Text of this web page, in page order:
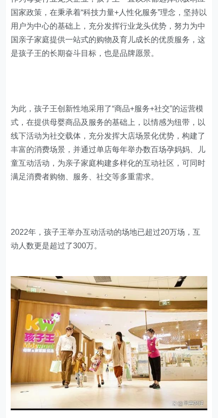
国家政策，在秉承着“科技力量+人性化服务”理念，坚持以
用户为中心的基础上，充分发挥行业龙头优势，努力为中
国亲子家庭提供一站式的购物及育儿成长的优质服务，这
是孩子王的长期奋斗目标，也是品牌愿景。
为此，孩子王创新性地采用了“商品+服务+社交”的运营模
式，在提供母婴商品及服务的基础上，以情感为纽带，以
线下活动为社交载体，充分发挥大店场景化优势，构建了
丰富的消费场景，并通过单店每年举办数百场孕妈妈、儿
童互动活动，为亲子家庭构建多样化的互动社区，可同时
满足消费者购物、服务、社交等多重需求。
2022年，孩子王举办互动活动的场地已超过20万场，互
动人数更是超过了300万。